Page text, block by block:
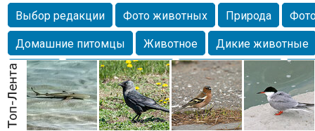
Выбор редакции Фото животных Природа
Домашние питомцы
Животное
Дикие животные
Собаки
Alexanderandronik Млекопитающие
Морда
Собачка Осень Портрет
Домашние
Насекомое
Коты Lebert Дикие птицы Утка